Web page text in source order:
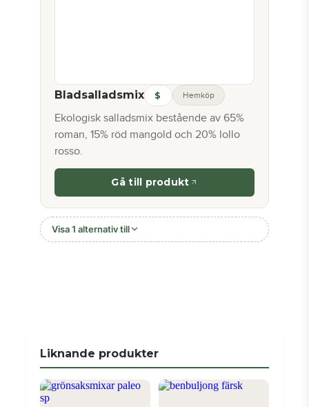
Bladsalladsmix $ Hemköp
Ekologisk salladsmix bestående av 65%
roman, 15% röd mangold och 20% lollo
rosso.
Gå till produkt
Visa 1 alternativ till
Liknande produkter